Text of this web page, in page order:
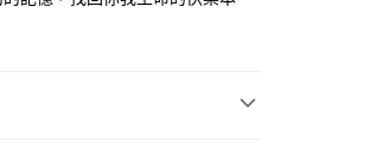
請依後續交易確認頁面所載為準。
付款」的支付方式。 讓您購物簡單
款。